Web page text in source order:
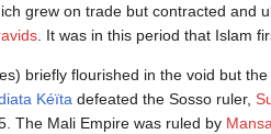
grew on trade but contracted and
. It was in this period that Islam
briefly flourished in the void but the
Kéïta defeated the Sosso ruler,
The Mali Empire was ruled by